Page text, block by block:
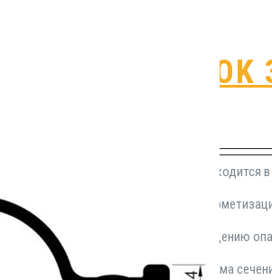
Гидрошпонка OK
Герметизационная прокладка OK 35
для применения в сфере устройства
Монтируется во время работ по возведению
гидрозиоляционной шпонки OK 35: форма